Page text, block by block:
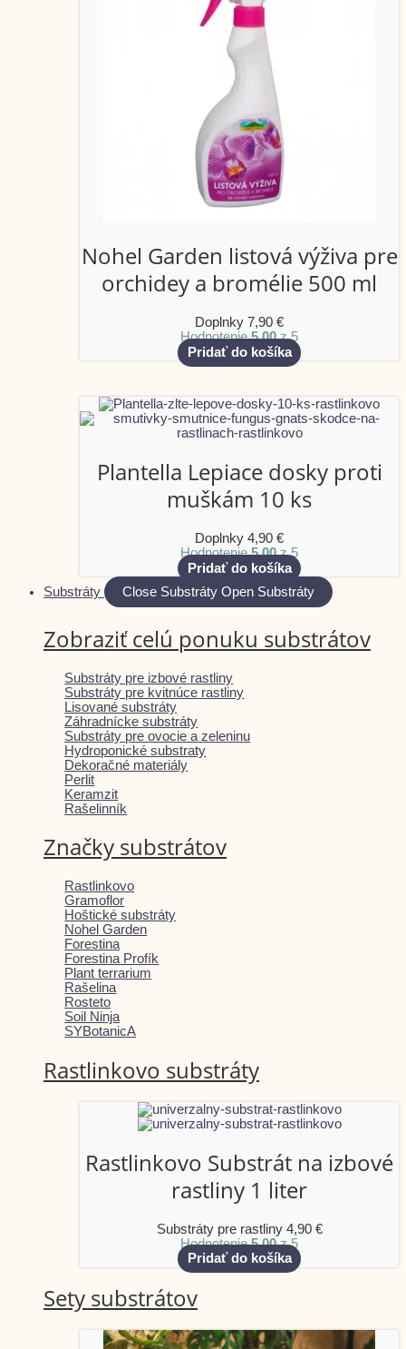
Nohel Garden listová výživa pre
orchidey a bromélie 500 ml
Doplnky 7,90 €
Hodnotenie5.00z 5
Pridať do košíka
Plantella Lepiace dosky proti
muškám 10 ks
Doplnky 4,90 €
Hodnotenie5.00z 5
Pridať do košíka
Substráty
Close Substráty Open Substráty
Zobraziť celú ponuku substrátov
Substráty pre izbové rastliny
Substráty pre kvitnúce rastliny
Lisované substráty
Záhradnícke substráty
Substráty pre ovocie a zeleninu
Hydroponické substraty
Dekoračné materiály
Perlit
Keramzit
Rašelinník
Značky substrátov
Rastlinkovo
Gramoflor
Hoštické substráty
Nohel Garden
Forestina
Forestina Profík
Plant terrarium
Rašelina
Rosteto
Soil Ninja
SYBotanicA
Rastlinkovo substráty
Rastlinkovo Substrát na izbové
rastliny 1 liter
Substráty pre rastliny 4,90 €
Hodnotenie5.00z 5
Pridať do košíka
Sety substrátov